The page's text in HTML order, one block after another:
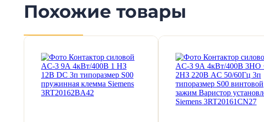
Похожие товары